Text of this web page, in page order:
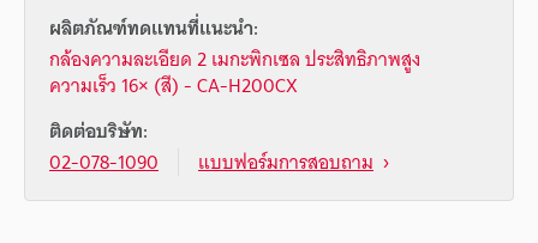
ผลิตภัณฑ์ทดแทนที่แนะนำ:
กล้องความละเอียด 2 เมกะพิกเซล ประสิทธิภาพสูง
ความเร็ว 16× (สี) - CA-H200CX
ติดต่อบริษัท:
02-078-1090
แบบฟอร์มการสอบถาม